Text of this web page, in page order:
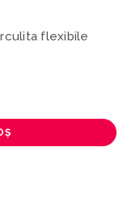
flexibile